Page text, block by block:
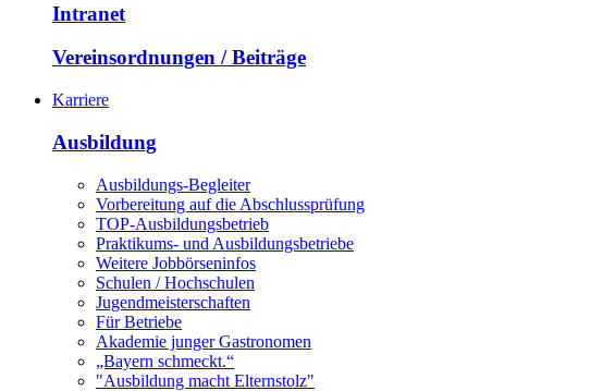
Intranet
Vereinsordnungen / Beiträge
Karriere
Ausbildung
Ausbildungs-Begleiter
Vorbereitung auf die Abschlussprüfung
TOP-Ausbildungsbetrieb
Praktikums- und Ausbildungsbetriebe
Weitere Jobbörseninfos
Schulen / Hochschulen
Jugendmeisterschaften
Für Betriebe
Akademie junger Gastronomen
„Bayern schmeckt.“
"Ausbildung macht Elternstolz"